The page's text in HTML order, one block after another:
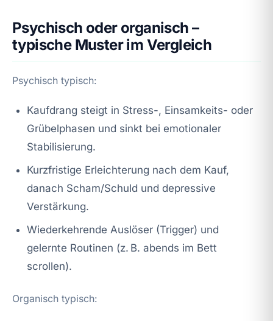
Psychisch oder organisch –
typische Muster im Vergleich
Psychisch typisch:
Kaufdrang steigt in Stress-, Einsamkeits- oder
Grübelphasen und sinkt bei emotionaler
Stabilisierung.
Kurzfristige Erleichterung nach dem Kauf,
danach Scham/Schuld und depressive
Verstärkung.
Wiederkehrende Auslöser (Trigger) und
gelernte Routinen (z. B. abends im Bett
scrollen).
Organisch typisch: